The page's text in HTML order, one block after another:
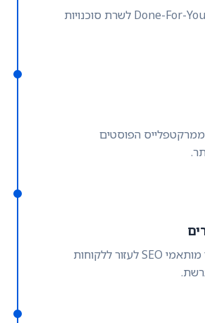
הצגנו בניית קישורים Done-For-You לשרת סוכנויות
הפוסטים
הוספנו שירותי אחסון מותאמי SEO לעזור ללקוחות